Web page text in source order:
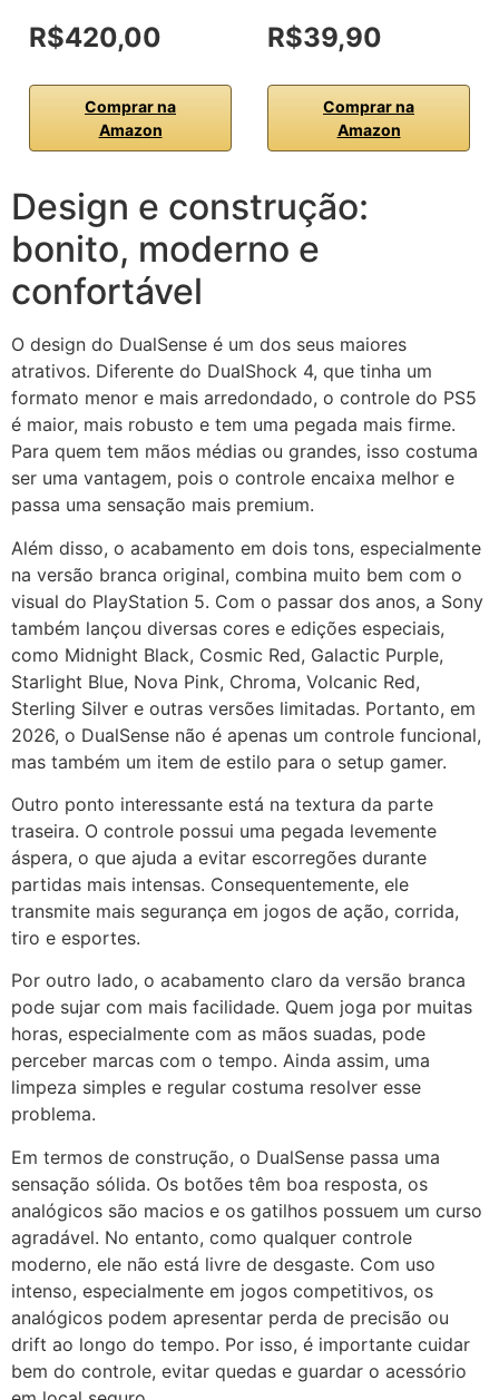
R$420,00
Comprar na
Amazon
R$39,90
Comprar na
Amazon
Design e construção:
bonito, moderno e
confortável
O design do DualSense é um dos seus maiores
atrativos. Diferente do DualShock 4, que tinha um
formato menor e mais arredondado, o controle do PS5
é maior, mais robusto e tem uma pegada mais firme.
Para quem tem mãos médias ou grandes, isso costuma
ser uma vantagem, pois o controle encaixa melhor e
passa uma sensação mais premium.
Além disso, o acabamento em dois tons, especialmente
na versão branca original, combina muito bem com o
visual do PlayStation 5. Com o passar dos anos, a Sony
também lançou diversas cores e edições especiais,
como Midnight Black, Cosmic Red, Galactic Purple,
Starlight Blue, Nova Pink, Chroma, Volcanic Red,
Sterling Silver e outras versões limitadas. Portanto, em
2026, o DualSense não é apenas um controle funcional,
mas também um item de estilo para o setup gamer.
Outro ponto interessante está na textura da parte
traseira. O controle possui uma pegada levemente
áspera, o que ajuda a evitar escorregões durante
partidas mais intensas. Consequentemente, ele
transmite mais segurança em jogos de ação, corrida,
tiro e esportes.
Por outro lado, o acabamento claro da versão branca
pode sujar com mais facilidade. Quem joga por muitas
horas, especialmente com as mãos suadas, pode
perceber marcas com o tempo. Ainda assim, uma
limpeza simples e regular costuma resolver esse
problema.
Em termos de construção, o DualSense passa uma
sensação sólida. Os botões têm boa resposta, os
analógicos são macios e os gatilhos possuem um curso
agradável. No entanto, como qualquer controle
moderno, ele não está livre de desgaste. Com uso
intenso, especialmente em jogos competitivos, os
analógicos podem apresentar perda de precisão ou
drift ao longo do tempo. Por isso, é importante cuidar
bem do controle, evitar quedas e guardar o acessório